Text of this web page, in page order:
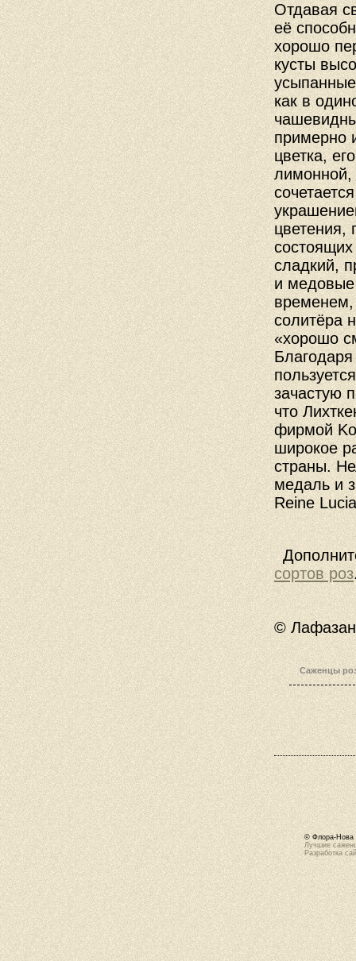
Отдавая
её
хорошо
кусты
усыпанные
как в
примерно
цветка,его
лимонной,
сочетается
цветения,
состоящих
сладкий,
и медовые
временем
солитёра
«хорошо
Благодаря
пользуется
зачастую
что
фирмой
широкое
страны.
медаль и
Reine Lucia
сортов роз
©
Саженцы
© Флора-Нова
Лучшие
Разработка